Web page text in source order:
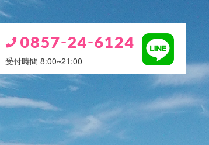
受付時間 8:00~21:00